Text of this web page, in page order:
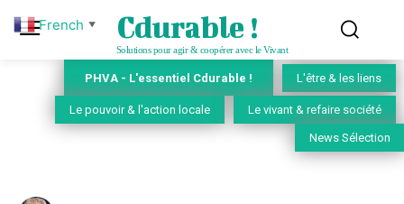
Cdurable !
Solutions pour agir & coopérer avec le Vivant
PHVA - L'essentiel Cdurable ! L'être & les liens
Le pouvoir & l'action locale Le vivant & refaire société
News Sélection
French ▼